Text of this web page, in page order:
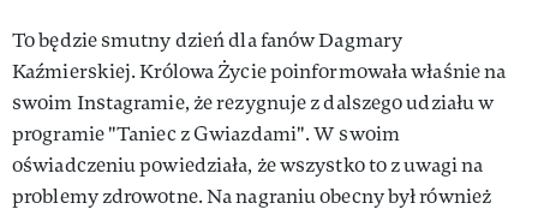
To będzie smutny dzień dla fanów Dagmary
Kaźmierskiej. Królowa Życie poinformowała właśnie na
swoim Instagramie, że rezygnuje z dalszego udziału w
programie "Taniec z Gwiazdami". W swoim
oświadczeniu powiedziała, że wszystko to z uwagi na
problemy zdrowotne. Na nagraniu obecny był również